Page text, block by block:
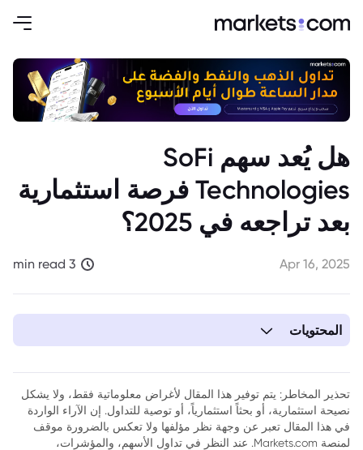
هل يُعد سهم SoFi
Technologies فرصة استثمارية
بعد تراجعه في 2025؟
Apr 16, 2025
3 min read
المحتويات
3. لماذا قد يكون SoFi استثمارًا جذابًا؟
4. هل يجب شراء سهم SoFi؟
تحذير المخاطر: يتم توفير هذا المقال لأغراض معلوماتية فقط، ولا يشكل
نصيحة استثمارية، أو بحثاً استثمارياً، أو توصية للتداول. إن الآراء الواردة
في هذا المقال تعبر عن وجهة نظر مؤلفها ولا تعكس بالضرورة موقف
لمنصة Markets.com. عند النظر في تداول الأسهم، والمؤشرات،